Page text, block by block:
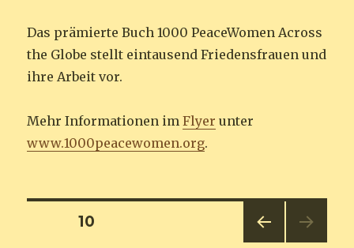
Das prämierte Buch 1000 PeaceWomen Across
the Globe stellt eintausend Friedensfrauen und
ihre Arbeit vor.
Mehr Informationen imFlyer unter
www.1000peacewomen.org.
Seitennummerierung
SEITE10